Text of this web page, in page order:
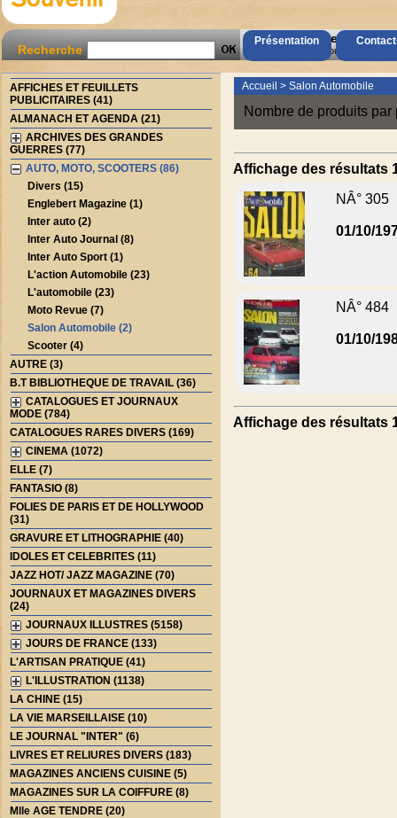
Présentation
Recherche
AccÃ¨s Client
Mot de passe oubliÃ© ?
AFFICHES ET FEUILLETS
PUBLICITAIRES (41)
ALMANACH ET AGENDA (21)
ARCHIVES DES GRANDES
GUERRES (77)
AUTO, MOTO, SCOOTERS (86)
Divers (15)
Englebert Magazine (1)
Inter auto (2)
Inter Auto Journal (8)
Inter Auto Sport (1)
L'action Automobile (23)
L'automobile (23)
Moto Revue (7)
Salon Automobile (2)
Scooter (4)
AUTRE (3)
B.T BIBLIOTHEQUE DE TRAVAIL (36)
CATALOGUES ET JOURNAUX
MODE (784)
CATALOGUES RARES DIVERS (169)
CINEMA (1072)
ELLE (7)
FANTASIO (8)
FOLIES DE PARIS ET DE HOLLYWOOD
(31)
GRAVURE ET LITHOGRAPHIE (40)
IDOLES ET CELEBRITES (11)
JAZZ HOT/ JAZZ MAGAZINE (70)
JOURNAUX ET MAGAZINES DIVERS
(24)
JOURNAUX ILLUSTRES (5158)
JOURS DE FRANCE (133)
L'ARTISAN PRATIQUE (41)
L'ILLUSTRATION (1138)
LA CHINE (15)
LA VIE MARSEILLAISE (10)
LE JOURNAL "INTER" (6)
LIVRES ET RELIURES DIVERS (183)
MAGAZINES ANCIENS CUISINE (5)
MAGAZINES SUR LA COIFFURE (8)
Mlle AGE TENDRE (20)
Accueil >Salon Automobile
Nombre de produits par
Affichage des résultats
NÂ° 305
01/10/
NÂ° 484
01/10/
Affichage des résultats